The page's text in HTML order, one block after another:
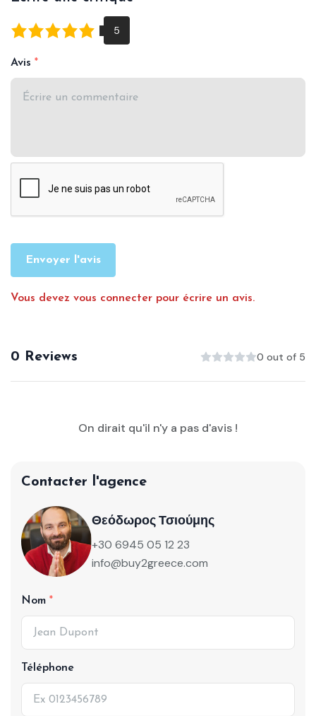
Avis
Envoyer l'avis
Vous devez vous connecter pour écrire un avis.
0 Reviews 0 out of 5
On dirait qu'il n'y a pas d'avis !
Contacter l'agence
Θεόδωρος Τσιούμης
+30 6945 05 12 23
info@buy2greece.com
Nom
Téléphone